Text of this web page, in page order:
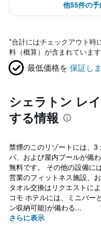
他55件の
*合計にはチェックアウト時
料（概算）が含まれています
最低価格を 保証し
シェラトン レ
する情報
禁煙のこのリゾートには、
パ、および屋内プールが備
無料です。 その他の設備に
営業のフィットネス施設、
タオル交換はリクエストに
コモ ホテルには、ミニバー
ン収納可能)が備わる...
さらに表示